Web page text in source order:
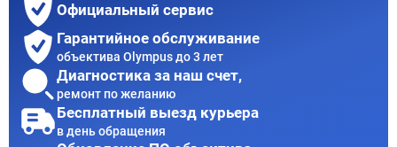
Официальный сервис
Гарантийное обслуживание
объектива Olympus до 3 лет
Диагностика за наш счет,
ремонт по желанию
Бесплатный выезд курьера
в день обращения